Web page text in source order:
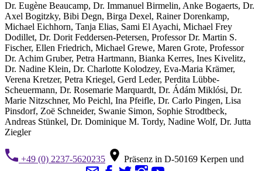
Dr. Eugène Beaucamp, Dr. Immanuel Birmelin, Anke Bogaerts, Dr.
Axel Bogitzky, Bibi Degn, Birga Dexel, Rainer Dorenkamp,
Michael Eichhorn, Tanja Elias, Sami El Ayachi, Michael Frey
Dodillet, Dr. Dorit Feddersen-Petersen, Professor Dr. Martin S.
Fischer, Ellen Friedrich, Michael Grewe, Maren Grote, Professor
Dr. Achim Gruber, Petra Hartmann, Bianka Kerres, Ines Kivelitz,
Dr. Nadine Klein, Dr. Charlotte Kolodzey, Eva-Maria Krämer,
Verena Kretzer, Petra Kriegel, Gerd Leder, Perdita Lübbe-
Scheuermann, Dr. Rosemarie Marquardt, Dr. Ádám Miklósi, Dr.
Marie Nitzschner, Mo Peichl, Ina Pfeifle, Dr. Carlo Pingen, Lisa
Pinsdorf, Zoë Schneider, Swanie Simon, Sophie Strodtbeck,
Andreas Stünkel, Dr. Dominique M. Tordy, Nadine Wolf, Dr. Jutta
Ziegler
+49 (0) 2237-5620235
Präsenz in D-50169 Kerpen und